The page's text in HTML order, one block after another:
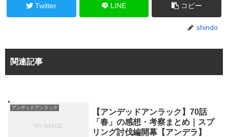
Twitter LINE コピー
shindo
関連記事
アンデッドアンラック
【アンデッドアンラック】70話
「春」の感想・考察まとめ｜スプ
リング討伐編開幕【アンデラ】